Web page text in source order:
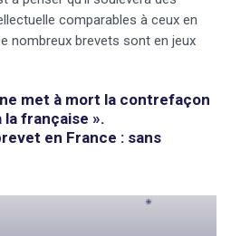
comparables à ceux en
nombreux brevets sont en jeux
met à mort la contrefaçon
française ».
en France : sans